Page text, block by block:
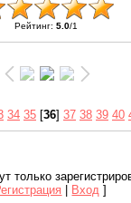
Рейтинг:5.0/1
34 35 [36] 37 38 39 40
только
| Вход ]